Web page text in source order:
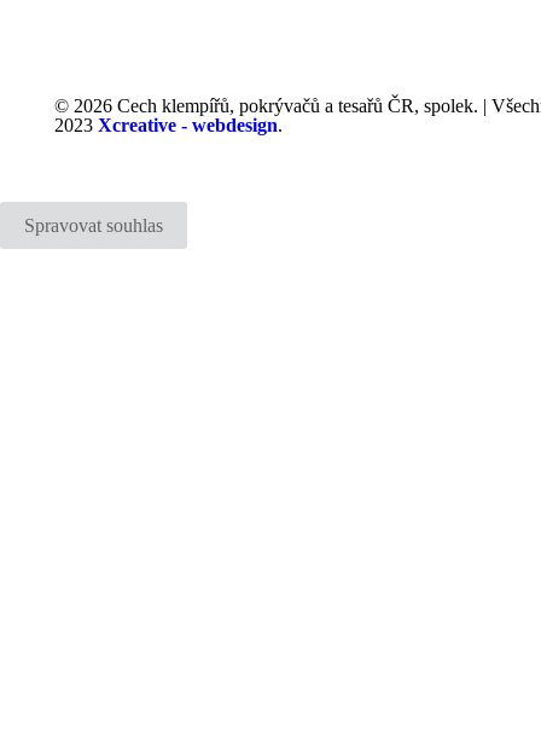
© 2026 Cech klempířů, pokrývačů a tesařů ČR, spolek. |
2023 Xcreative - webdesign.
Spravovat souhlas